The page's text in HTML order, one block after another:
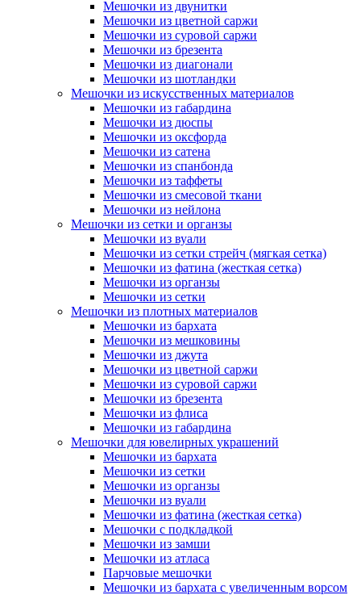
Мешочки из двунитки
Мешочки из цветной саржи
Мешочки из суровой саржи
Мешочки из брезента
Мешочки из диагонали
Мешочки из шотландки
Мешочки из искусственных материалов
Мешочки из габардина
Мешочки из дюспы
Мешочки из оксфорда
Мешочки из сатена
Мешочки из спанбонда
Мешочки из таффеты
Мешочки из смесовой ткани
Мешочки из нейлона
Мешочки из сетки и органзы
Мешочки из вуали
Мешочки из сетки стрейч (мягкая сетка)
Мешочки из фатина (жесткая сетка)
Мешочки из органзы
Мешочки из сетки
Мешочки из плотных материалов
Мешочки из бархата
Мешочки из мешковины
Мешочки из джута
Мешочки из цветной саржи
Мешочки из суровой саржи
Мешочки из брезента
Мешочки из флиса
Мешочки из габардина
Мешочки для ювелирных украшений
Мешочки из бархата
Мешочки из сетки
Мешочки из органзы
Мешочки из вуали
Мешочки из фатина (жесткая сетка)
Мешочки с подкладкой
Мешочки из замши
Мешочки из атласа
Парчовые мешочки
Мешочки из бархата с увеличенным ворсом